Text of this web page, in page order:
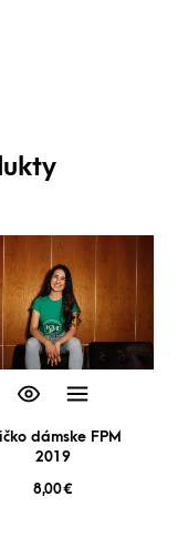
dámske FPM
2019
8,00€